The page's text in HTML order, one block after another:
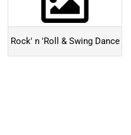
Rock' n 'Roll & Swing Dance